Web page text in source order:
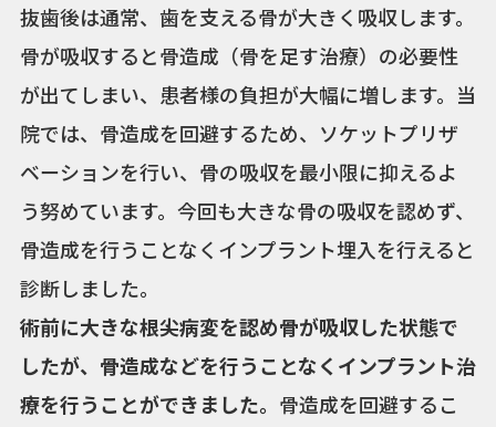
抜歯後は通常、歯を支える骨が大きく吸収します。
骨が吸収すると骨造成（骨を足す治療）の必要性
が出てしまい、患者様の負担が大幅に増します。当
院では、骨造成を回避するため、ソケットプリザ
ベーションを行い、骨の吸収を最小限に抑えるよ
う努めています。今回も大きな骨の吸収を認めず、
骨造成を行うことなくインプラント埋入を行えると
診断しました。
術前に大きな根尖病変を認め骨が吸収した状態で
したが、骨造成などを行うことなくインプラント治
療を行うことができました。 骨造成を回避するこ